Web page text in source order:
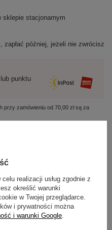
sklepie stacjonarnym
zapłać później, jeżeli nie zwrócisz
punktu
przy zamówieniu od 70,00 złsą za
realizacji usług zgodnie z
określić warunki
w Twojej przeglądarce.
i prywatności można
i warunki Google